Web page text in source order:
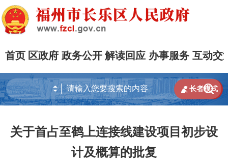
首页 区政府 政务公开 解读回应 办事服务 互动交

 长者模式
关于首占至鹤上连接线建设项目初步设
计及概算的批复